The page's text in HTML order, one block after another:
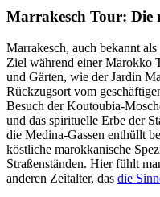
Marrakesch Tour: Die
Marrakesch, auch bekannt
Ziel während einer Marokko
und Gärten, wie der Jardin
Rückzugsort vom
Besuch der Koutoubia-
und das spirituelle Erbe der
die Medina-Gassen enthüllt
köstliche marokkanische
Straßenständen. Hier fühlt
anderen Zeitalter, das die